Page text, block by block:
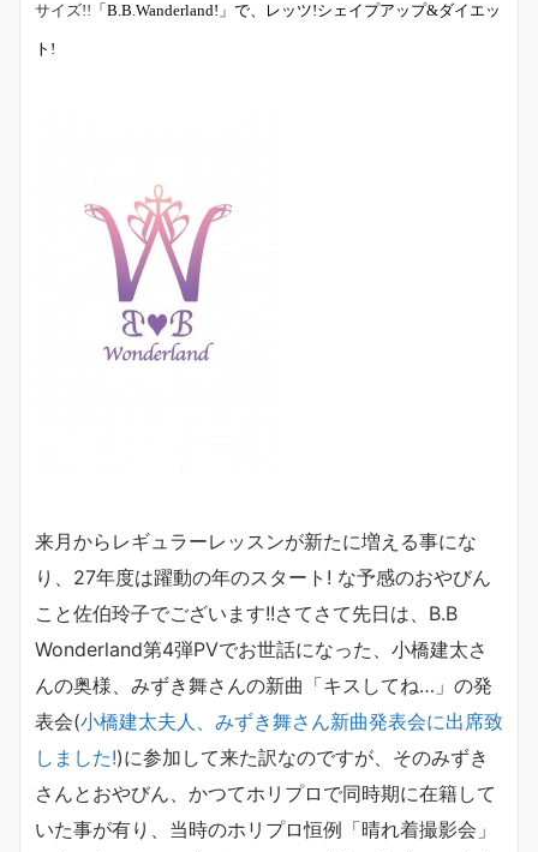
サイズ!! 「 B.B.Wanderland! 」で、レッツ!シェイプアップ&ダイエッ
ト!
来月からレギュラーレッスンが新たに増える事にな
り、27年度は躍動の年のスタート! な予感のおやびん
こと佐伯玲子でございます!!さてさて先日は、B.B
Wonderland第4弾PVでお世話になった、小橋建太さ
んの奥様、みずき舞さんの新曲「キスしてね…」の発
表会(小橋建太夫人、みずき舞さん新曲発表会に出席致
しました!)に参加して来た訳なのですが、そのみずき
さんとおやびん、かつてホリプロで同時期に在籍して
いた事が有り、当時のホリプロ恒例「晴れ着撮影会」